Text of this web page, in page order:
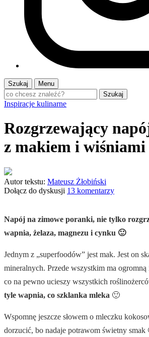
Szukaj
Menu
Szukaj
Inspiracje kulinarne
Rozgrzewający
z makiem i wiśniami
Autor tekstu: Mateusz Żłobiński
Dołącz do dyskusji 13 komentarzy
Napój na zimowe poranki, nie tylko
wapnia, żelaza, magnezu i cynku 🙂
Jednym z „superfoodów” jest mak. Jest on
mineralnych. Przede wszystkim ma ogromną
co na pewno ucieszy wszystkich
tyle wapnia, co szklanka mleka 🙂
Wspomnę jeszcze słowem o mleczku
dorzucić, bo nadaje potrawom świetny